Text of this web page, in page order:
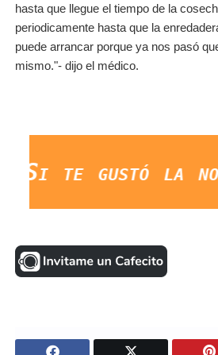
hasta que llegue el tiempo de la
periodicamente hasta que la
puede arrancar porque ya nos pasó
mismo."- dijo el médico.
la nota,